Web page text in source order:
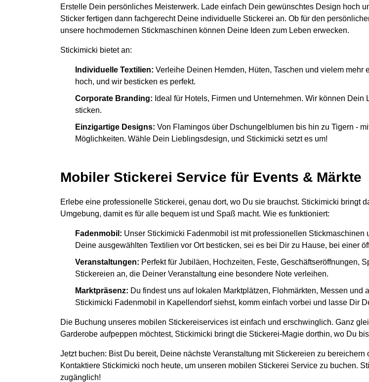
Erstelle Dein persönliches Meisterwerk. Lade einfach Dein gewünschtes Design hoch
Sticker fertigen dann fachgerecht Deine individuelle Stickerei an. Ob für den
unsere hochmodernen Stickmaschinen können Deine Ideen zum Leben erwecken.
Stickimicki bietet an:
Individuelle Textilien: Verleihe Deinen Hemden, Hüten, Taschen und vielem
hoch, und wir besticken es perfekt.
Corporate Branding: Ideal für Hotels, Firmen und Unternehmen. Wir können
sticken.
Einzigartige Designs: Von Flamingos über Dschungelblumen bis hin zu Tigern -
Möglichkeiten. Wähle Dein Lieblingsdesign, und Stickimicki setzt es um!
Mobiler Stickerei Service für Events & Märkte
Erlebe eine professionelle Stickerei, genau dort, wo Du sie brauchst. Stickimicki bringt
Umgebung, damit es für alle bequem ist und Spaß macht. Wie es funktioniert:
Fadenmobil: Unser Stickimicki Fadenmobil ist mit professionellen
Deine ausgewählten Textilien vor Ort besticken, sei es bei Dir zu Hause, bei einer
Veranstaltungen: Perfekt für Jubiläen, Hochzeiten, Feste, Geschäftseröffnungen,
Stickereien an, die Deiner Veranstaltung eine besondere Note verleihen.
Marktpräsenz: Du findest uns auf lokalen Marktplätzen, Flohmärkten, Messen
Stickimicki Fadenmobil in Kapellendorf siehst, komm einfach vorbei und lasse Dir
Die Buchung unseres mobilen Stickereiservices ist einfach und erschwinglich. Ganz
Garderobe aufpeppen möchtest, Stickimicki bringt die Stickerei-Magie dorthin, wo Du
Jetzt buchen: Bist Du bereit, Deine nächste Veranstaltung mit Stickereien zu
Kontaktiere Stickimicki noch heute, um unseren mobilen Stickerei Service zu buchen.
zugänglich!